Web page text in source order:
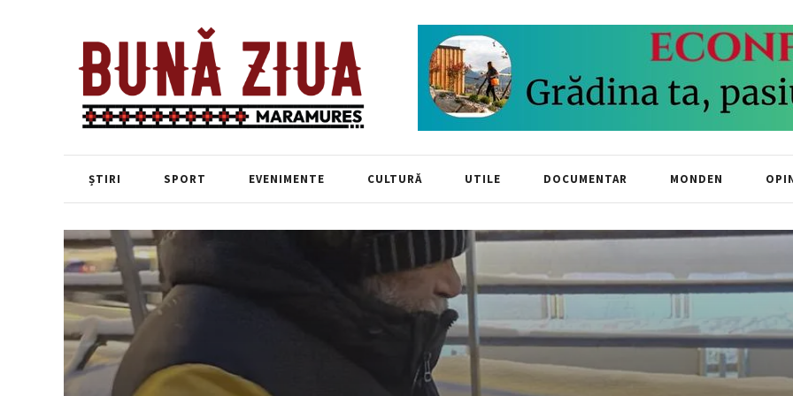
ȘTIRI SPORT EVENIMENTE CULTURĂ UTILE DOCUMENTAR MONDEN